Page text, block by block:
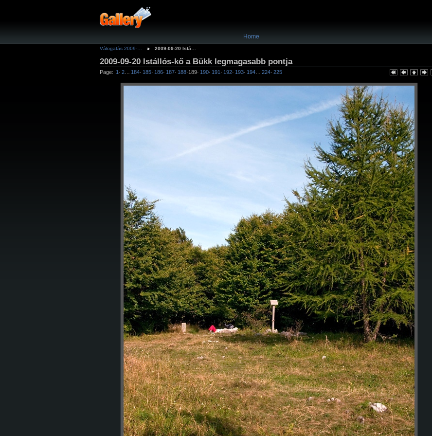
Home
Válogatás 2009-… 2009-09-20 Istá…
2009-09-20 Istállós-kő a Bükk legmagasabb pontja
Page: 1 · 2 184· 185· 186· 187· 188·189· 190· 191 · 192· 193· 194 224· 225